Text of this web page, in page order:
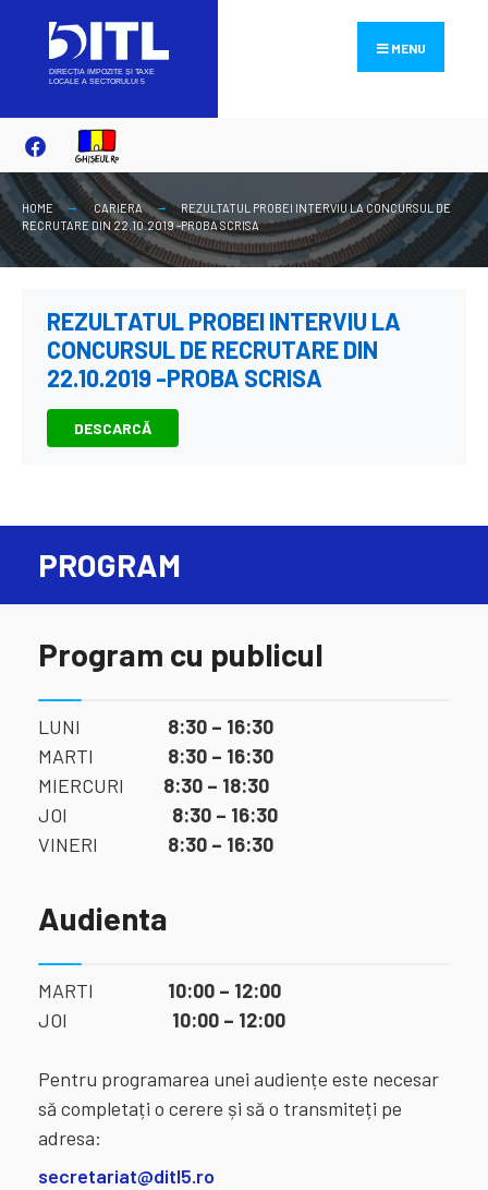
content
MENU
HOME CARIERA
REZULTATUL PROBEI INTERVIU LA CONCURSUL DE
RECRUTARE DIN 22.10.2019 -PROBA SCRISA
REZULTATUL PROBEI INTERVIU LA
CONCURSUL DE RECRUTARE DIN
22.10.2019 -PROBA SCRISA
DESCARCĂ
PROGRAM
Program cu publicul
LUNI 8:30 – 16:30
MARTI 8:30 – 16:30
MIERCURI 8:30 – 18:30
JOI 8:30 – 16:30
VINERI 8:30 – 16:30
Audienta
MARTI 10:00 – 12:00
JOI 10:00 – 12:00
Pentru programarea unei audiențe este necesar
să completați o cerere și să o transmiteți pe
adresa:
secretariat@ditl5.ro
for: